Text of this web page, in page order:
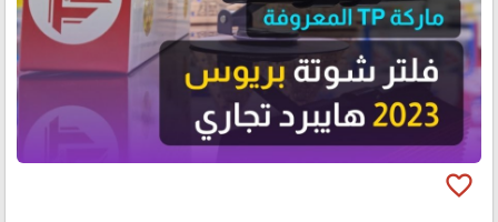
favorite_border